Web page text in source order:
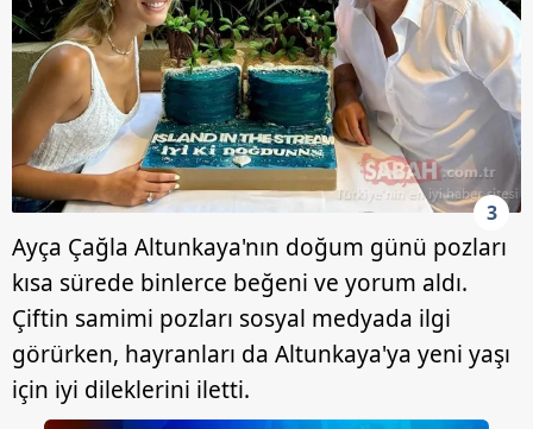
3
Ayça Çağla Altunkaya'nın doğum günü pozları
kısa sürede binlerce beğeni ve yorum aldı.
Çiftin samimi pozları sosyal medyada ilgi
görürken, hayranları da Altunkaya'ya yeni yaşı
için iyi dileklerini iletti.